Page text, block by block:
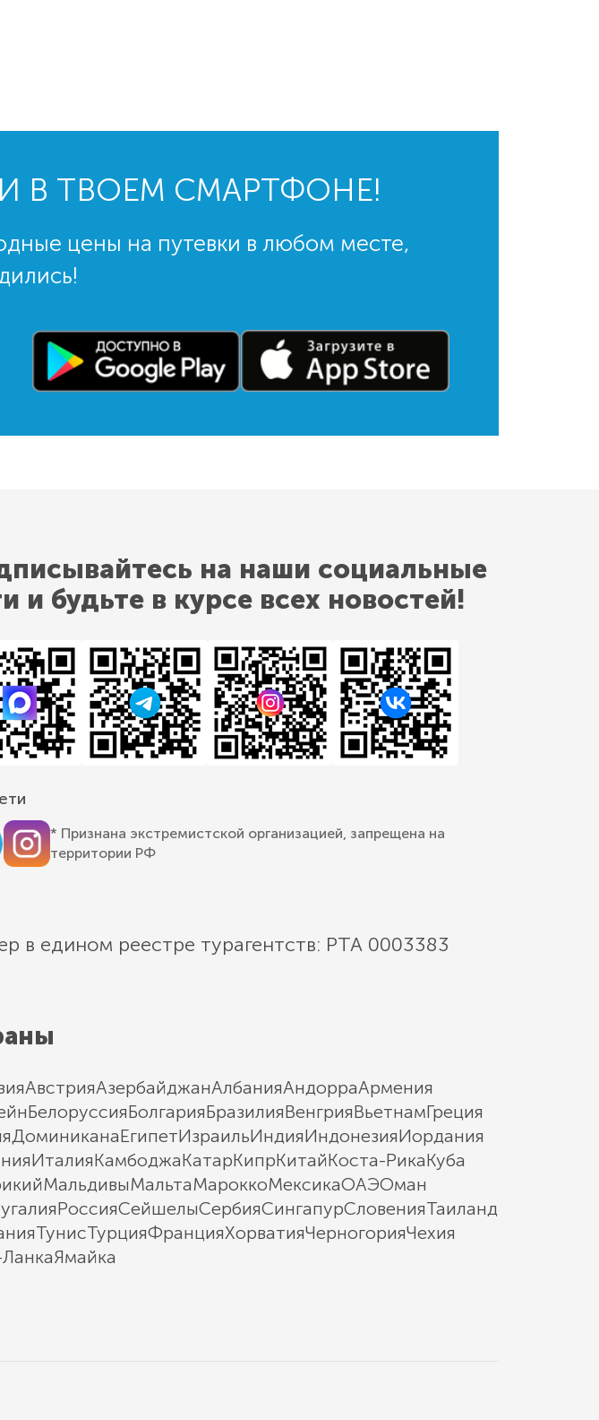
В ТВОЕМ СМАРТФОНЕ!
цены на путевки в любом месте,
на наши социальные
и будьте в курсе всех новостей!
* Признана экстремистской организацией, запрещена на
территории РФ
в едином реестре турагентств: РТА 0003383
АвстрияАзербайджанАлбанияАндорраАрмения
БелоруссияБолгарияБразилияВенгрияВьетнамГреция
ДоминиканаЕгипетИзраильИндияИндонезияИордания
ИталияКамбоджаКатарКипрКитайКоста-РикаКуба
МальдивыМальтаМароккоМексикаОАЭОман
РоссияСейшелыСербияСингапурСловенияТаиланд
ТунисТурцияФранцияХорватияЧерногорияЧехия
Ямайка